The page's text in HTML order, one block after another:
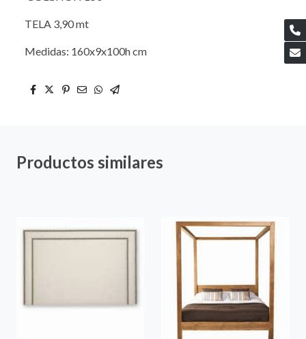
TELA 3,90 mt
Medidas: 160x9x100h cm
Productos similares